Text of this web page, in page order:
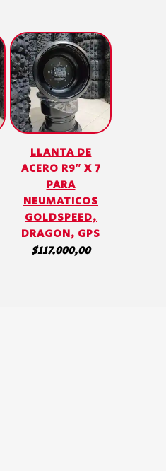
LLANTA DE
ACERO R9″ X 7
PARA
NEUMATICOS
GOLDSPEED,
DRAGON, GPS
$117.000,00